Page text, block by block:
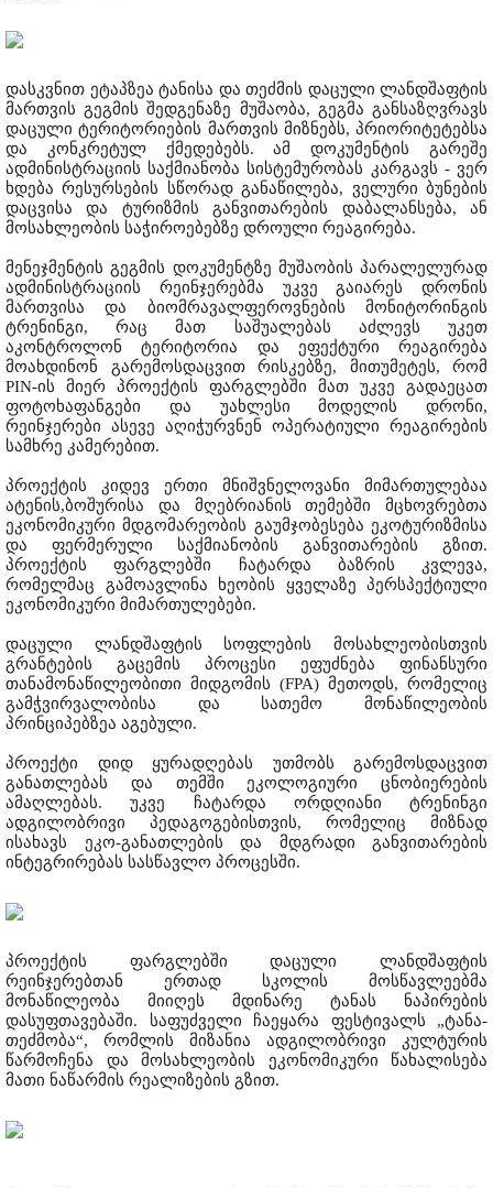
დასკვნით ეტაპზეა ტანისა და თეძმის დაცული ლანდშაფტის
მართვის გეგმის შედგენაზე მუშაობა, გეგმა განსაზღვრავს
დაცული ტერიტორიების მართვის მიზნებს, პრიორიტეტებსა
და კონკრეტულ ქმედებებს. ამ დოკუმენტის გარეშე
ადმინისტრაციის საქმიანობა სისტემურობას კარგავს - ვერ
ხდება რესურსების სწორად განაწილება, ველური ბუნების
დაცვისა და ტურიზმის განვითარების დაბალანსება, ან
მოსახლეობის საჭიროებებზე დროული რეაგირება.
მენეჯმენტის გეგმის დოკუმენტზე მუშაობის პარალელურად
ადმინისტრაციის რეინჯერებმა უკვე გაიარეს დრონის
მართვისა და ბიომრავალფეროვნების მონიტორინგის
ტრენინგი, რაც მათ საშუალებას აძლევს უკეთ
აკონტროლონ ტერიტორია და ეფექტური რეაგირება
მოახდინონ გარემოსდაცვით რისკებზე, მითუმეტეს, რომ
PIN-ის მიერ პროექტის ფარგლებში მათ უკვე გადაეცათ
ფოტოხაფანგები და უახლესი მოდელის დრონი,
რეინჯერები ასევე აღიჭურვნენ ოპერატიული რეაგირების
სამხრე კამერებით.
პროექტის კიდევ ერთი მნიშვნელოვანი მიმართულებაა
ატენის,ბოშურისა და მღებრიანის თემებში მცხოვრებთა
ეკონომიკური მდგომარეობის გაუმჯობესება ეკოტურიზმისა
და ფერმერული საქმიანობის განვითარების გზით.
პროექტის ფარგლებში ჩატარდა ბაზრის კვლევა,
რომელმაც გამოავლინა ხეობის ყველაზე პერსპექტიული
ეკონომიკური მიმართულებები.
დაცული ლანდშაფტის სოფლების მოსახლეობისთვის
გრანტების გაცემის პროცესი ეფუძნება ფინანსური
თანამონაწილეობითი მიდგომის (FPA) მეთოდს, რომელიც
გამჭვირვალობისა და სათემო მონაწილეობის
პრინციპებზეა აგებული.
პროექტი დიდ ყურადღებას უთმობს გარემოსდაცვით
განათლებას და თემში ეკოლოგიური ცნობიერების
ამაღლებას. უკვე ჩატარდა ორდღიანი ტრენინგი
ადგილობრივი პედაგოგებისთვის, რომელიც მიზნად
ისახავს ეკო-განათლების და მდგრადი განვითარების
ინტეგრირებას სასწავლო პროცესში.
პროექტის ფარგლებში დაცული ლანდშაფტის
რეინჯერებთან ერთად სკოლის მოსწავლეებმა
მონაწილეობა მიიღეს მდინარე ტანას ნაპირების
დასუფთავებაში. საფუძველი ჩაეყარა ფესტივალს „ტანა-
თეძმობა“, რომლის მიზანია ადგილობრივი კულტურის
წარმოჩენა და მოსახლეობის ეკონომიკური წახალისება
მათი ნაწარმის რეალიზების გზით.